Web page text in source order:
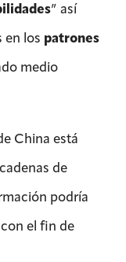
” así
en los patrones
medio
China está
de
podría
el fin de